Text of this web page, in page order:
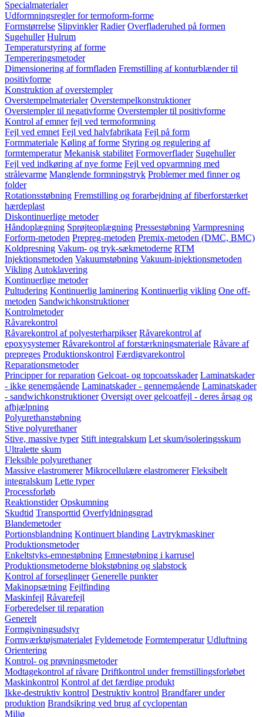
Specialmaterialer
Udformningsregler for termoform-forme
Formstørrelse Slipvinkler Radier Overfladeruhed på formen
Sugehuller Hulrum
Temperaturstyring af forme
Tempereringsmetoder
Dimensionering af formfladen Fremstilling af konturblænder til
positivforme
Konstruktion af overstempler
Overstempelmaterialer Overstempelkonstruktioner
Overstempler til negativforme Overstempler til positivforme
Kontrol af emner fejl ved termoformning
Fejl ved emnet Fejl ved halvfabrikata Fejl på form
Formmateriale Køling af forme Styring og regulering af
formtemperatur Mekanisk stabilitet Formoverflader Sugehuller
Fejl ved indkøring af nye forme Fejl ved opvarmning med
strålevarme Manglende formningstryk Problemer med finner og
folder
Rotationsstøbning Fremstilling og forarbejdning af fiberforstærket
hærdeplast
Diskontinuerlige metoder
Håndoplægning Sprøjteoplægning Pressestøbning Varmpresning
Forform-metoden Prepreg-metoden Premix-metoden (DMC, BMC)
Koldpresning Vakum- og tryk-sækmetoderne RTM
Injektionsmetoden Vakuumstøbning Vakuum-injektionsmetoden
Vikling Autoklavering
Kontinuerlige metoder
Pultudering Kontinuerlig laminering Kontinuerlig vikling One off-
metoden Sandwichkonstruktioner
Kontrolmetoder
Råvarekontrol
Råvarekontrol af polyesterharpikser Råvarekontrol af
epoxysystemer Råvarekontrol af forstærkningsmateriale Råvare af
prepreges Produktionskontrol Færdigvarekontrol
Reparationsmetoder
Principper for reparation Gelcoat- og topcoatsskader Laminatskader
- ikke genemgående Laminatskader - gennemgående Laminatskader
- sandwichkonstruktioner Oversigt over gelcoatfejl - deres årsag og
afhjælpning
Polyurethanstøbning
Stive polyurethaner
Stive, massive typer Stift integralskum Let skum/isoleringsskum
Ultralette skum
Fleksible polyurethaner
Massive elastromerer Mikrocellulære elastromerer Fleksibelt
integralskum Lette typer
Processforløb
Reaktionstider Opskumning
Skudtid Transporttid Overfyldningsgrad
Blandemetoder
Portionsblandning Kontinuert blanding Lavtrykmaskiner
Produktionsmetoder
Enkeltstyks-emnestøbning Emnestøbning i karrusel
Produktionsmetoderne blokstøbning og slabstock
Kontrol af forseglinger Generelle punkter
Makinopsætning Fejlfinding
Maskinfejl Råvarefejl
Forberedelser til reparation
Generelt
Formgivningsudstyr
Formværktøjsmaterialet Fyldemetode Formtemperatur Udluftning
Orientering
Kontrol- og prøvningsmetoder
Modtagekontrol af råvare Driftkontrol under fremstillingsforløbet
Maskinkontrol Kontrol af det færdige produkt
Ikke-destruktiv kontrol Destruktiv kontrol Brandfarer under
produktion Brandsikring ved brug af cyclopentan
Miljø